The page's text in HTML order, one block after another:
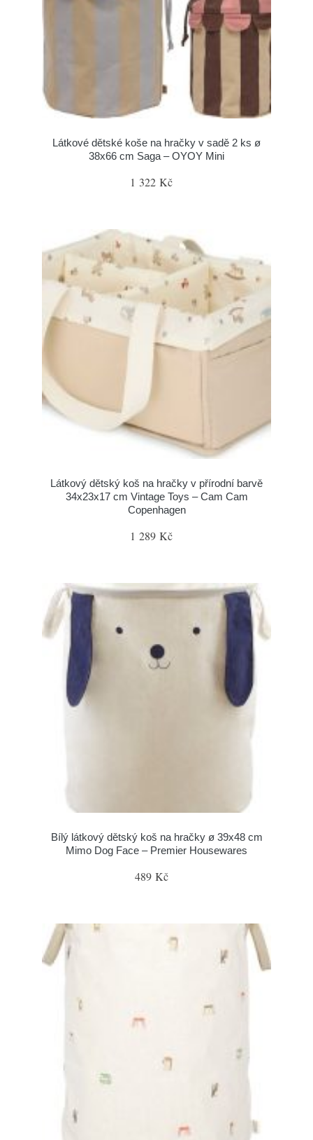
Látkové dětské koše na hračky v sadě 2 ks ø
38x66 cm Saga – OYOY Mini
1 322 Kč
Látkový dětský koš na hračky v přírodní barvě
34x23x17 cm Vintage Toys – Cam Cam
Copenhagen
1 289 Kč
Bílý látkový dětský koš na hračky ø 39x48 cm
Mimo Dog Face – Premier Housewares
489 Kč